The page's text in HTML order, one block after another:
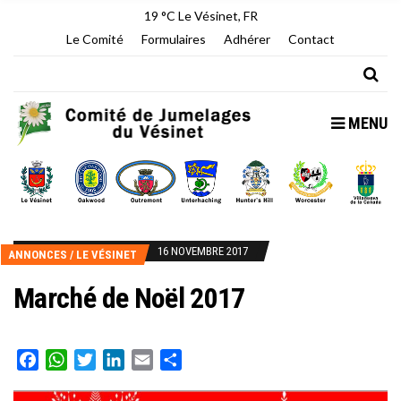
19 °C Le Vésinet, FR
Le Comité
Formulaires Adhérer Contact
MENU
ANNONCES / LE VÉSINET 16 NOVEMBRE 2017
Marché de Noël 2017
FacebookWhatsAppTwitterLinkedIn
Email